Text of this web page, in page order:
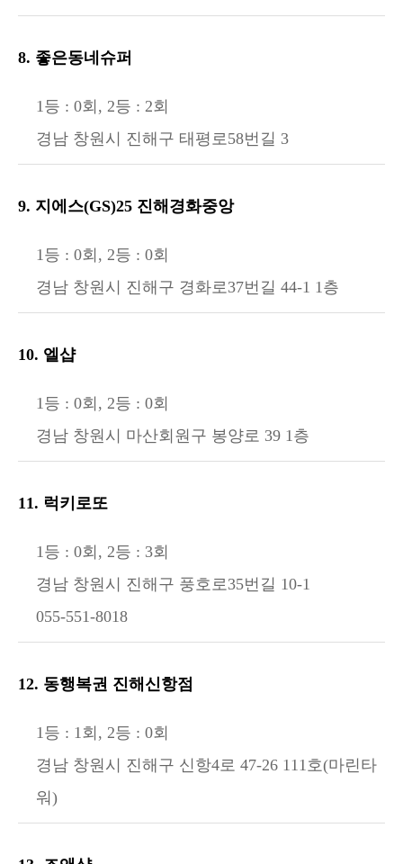
8. 좋은동네슈퍼
1등 : 0회, 2등 : 2회
경남 창원시 진해구 태평로58번길 3
9. 지에스(GS)25 진해경화중앙
1등 : 0회, 2등 : 0회
경남 창원시 진해구 경화로37번길 44-1 1층
10. 엘샵
1등 : 0회, 2등 : 0회
경남 창원시 마산회원구 봉양로 39 1층
11. 럭키로또
1등 : 0회, 2등 : 3회
경남 창원시 진해구 풍호로35번길 10-1
055-551-8018
12. 동행복권 진해신항점
1등 : 1회, 2등 : 0회
경남 창원시 진해구 신항4로 47-26 111호(마린타
워)